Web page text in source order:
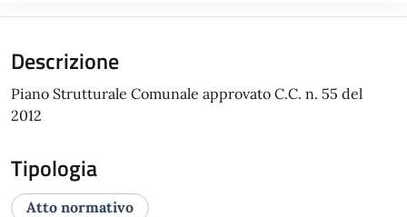
Descrizione
Piano Strutturale Comunale approvato C.C. n. 55 del
2012
Tipologia
Atto normativo